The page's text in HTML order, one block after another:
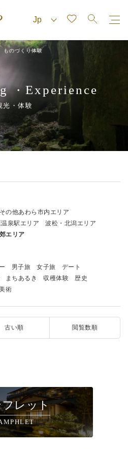
ものづくり体験
・ Experience
光・体験
その他あわら市内エリア
泉駅エリア
波松・北潟エリア
エリア
男子旅 女子旅
デート
まちあるき 収穫体験
歴史
術
古い順 閲覧数順
レット